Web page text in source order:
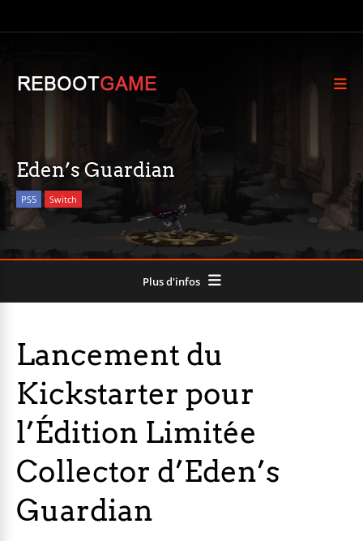
Eden’s Guardian
PS5 Switch
Plus d'infos
Lancement du
Kickstarter pour
l’Édition Limitée
Collector d’Eden’s
Guardian